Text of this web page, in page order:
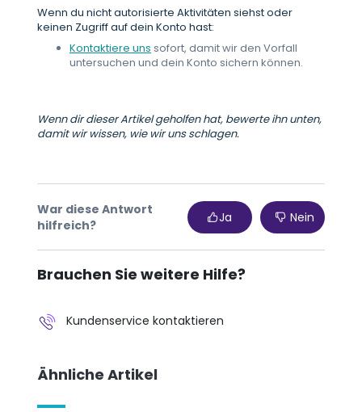
Wenn du nicht autorisierte Aktivitäten siehst oder
keinen Zugriff auf dein Konto hast:
Kontaktiere uns sofort, damit wir den Vorfall
untersuchen und dein Konto sichern können.
Wenn dir dieser Artikel geholfen hat, bewerte ihn unten,
damit wir wissen, wie wir uns schlagen.
War diese Antwort
hilfreich?
Ja Nein
Brauchen Sie weitere Hilfe?
Kundenservice kontaktieren
Ähnliche Artikel